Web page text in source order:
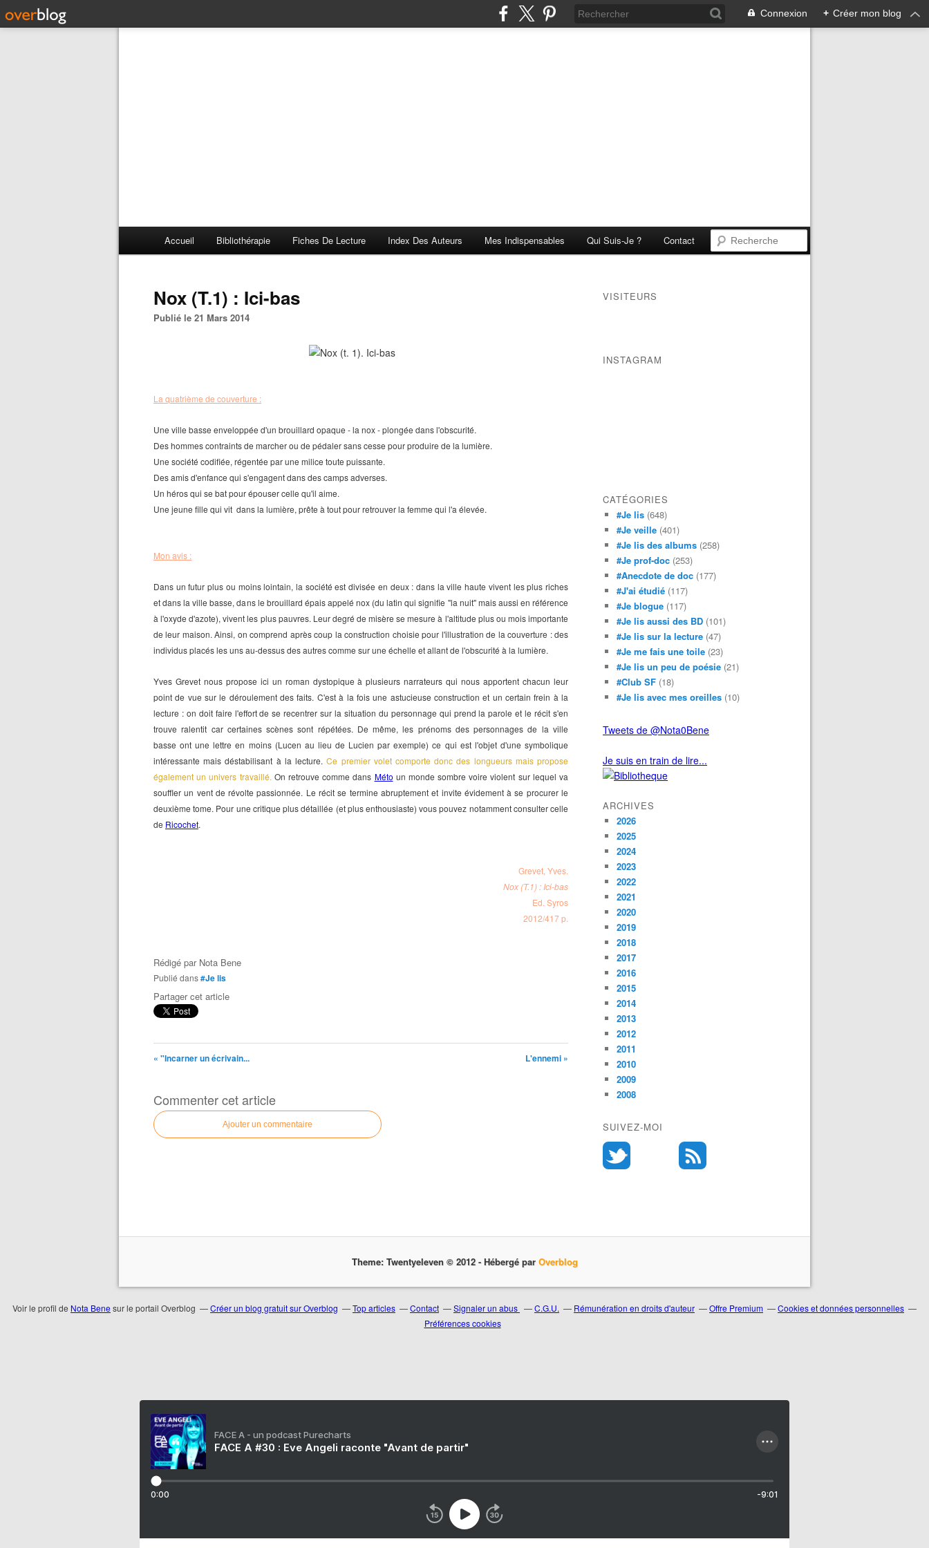
Connexion + Créer mon blog
Accueil Bibliothérapie Fiches De Lecture Index Des Auteurs Mes Indispensables Qui Suis-Je ? Contact
Nox (T.1) : Ici-bas
Publié le 21 Mars 2014
La quatrième de couverture :
Une ville basse enveloppée d'un brouillard opaque - la nox - plongée dans l'obscurité.
Des hommes contraints de marcher ou de pédaler sans cesse pour produire de la lumière.
Une société codifiée, régentée par une milice toute puissante.
Des amis d'enfance qui s'engagent dans des camps adverses.
Un héros qui se bat pour épouser celle qu'il aime.
Une jeune fille qui vit dans la lumière, prête à tout pour retrouver la femme qui l'a élevée.
Mon avis :
Dans un futur plus ou moins lointain, la société est divisée en deux : dans la ville haute vivent les plus riches
et dans la ville basse, dans le brouillard épais appelé nox (du latin qui signifie "la nuit" mais aussi en référence
à l'oxyde d'azote), vivent les plus pauvres. Leur degré de misère se mesure à l'altitude plus ou mois importante
de leur maison. Ainsi, on comprend après coup la construction choisie pour l'illustration de la couverture : des
individus placés les uns au-dessus des autres comme sur une échelle et allant de l'obscurité à la lumière.
Yves Grevet nous propose ici un roman dystopique à plusieurs narrateurs qui nous apportent chacun leur
point de vue sur le déroulement des faits. C'est à la fois une astucieuse construction et un certain frein à la
lecture : on doit faire l'effort de se recentrer sur la situation du personnage qui prend la parole et le récit s'en
trouve ralentit car certaines scènes sont répétées. De même, les prénoms des personnages de la ville
basse ont une lettre en moins (Lucen au lieu de Lucien par exemple) ce qui est l'objet d'une symbolique
intéressante mais déstabilisant à la lecture.Ce premier volet comporte donc des longueurs mais propose
également un univers travaillé. On retrouve comme dans Méto un monde sombre voire violent sur lequel va
souffler un vent de révolte passionnée. Le récit se termine abruptement et invite évidement à se procurer le
deuxième tome. Pour une critique plus détaillée (et plus enthousiaste) vous pouvez notamment consulter celle
de Ricochet.
Grevet, Yves.
Nox (T.1) : Ici-bas
Ed. Syros
2012/417 p.
Rédigé par Nota Bene
Publié dans#Je lis
Partager cet article
« "Incarner un écrivain... L'ennemi »
Commenter cet article
Ajouter un commentaire
VISITEURS
INSTAGRAM
CATÉGORIES
#Je lis (648)
#Je veille (401)
#Je lis des albums (258)
#Je prof-doc (253)
#Anecdote de doc (177)
#J'ai étudié (117)
#Je blogue (117)
#Je lis aussi des BD (101)
#Je lis sur la lecture (47)
#Je me fais une toile (23)
#Je lis un peu de poésie (21)
#Club SF (18)
#Je lis avec mes oreilles (10)
Tweets de @Nota0Bene
Je suis en train de lire...
ARCHIVES
2026
2025
2024
2023
2022
2021
2020
2019
2018
2017
2016
2015
2014
2013
2012
2011
2010
2009
2008
SUIVEZ-MOI
Theme: Twentyeleven © 2012 - Hébergé par Overblog
Voir le profil de Nota Bene sur le portail Overblog Créer un blog gratuit sur Overblog Top articles Contact Signaler un abus C.G.U. Rémunération en droits d'auteur Offre Premium
Cookies et données personnelles
Préférences cookies
FACE A - un podcast Purecharts
FACE A #30 : Eve Angeli raconte "Avant de partir"
0:00 -9:01